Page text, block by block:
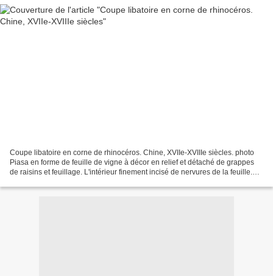
Coupe libatoire en corne de rhinocéros. Chine, XVIIe-XVIIIe siècles. photo
Piasa en forme de feuille de vigne à décor en relief et détaché de grappes
de raisins et feuillage. L'intérieur finement incisé de nervures de la feuille.